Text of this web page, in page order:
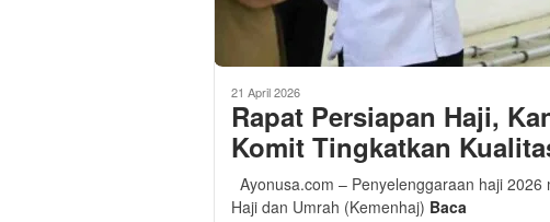
21 April 2026
Rapat Persiapan Haji,
Komit Tingkatkan
Ayonusa.com – Penyelenggaraan haji
Haji dan Umrah (Kemenhaj) Baca